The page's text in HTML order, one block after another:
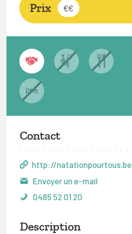
Prix €€
Contact
http://natationpourtous.be
Envoyer un e-mail
0485 52 01 20
Description